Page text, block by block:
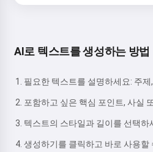
AI로 텍스트를 생성하는 방법
필요한 텍스트를 설명하세요: 주
포함하고 싶은 핵심 포인트, 사실
텍스트의 스타일과 길이를 선택하
생성하기를 클릭하고 바로 사용할